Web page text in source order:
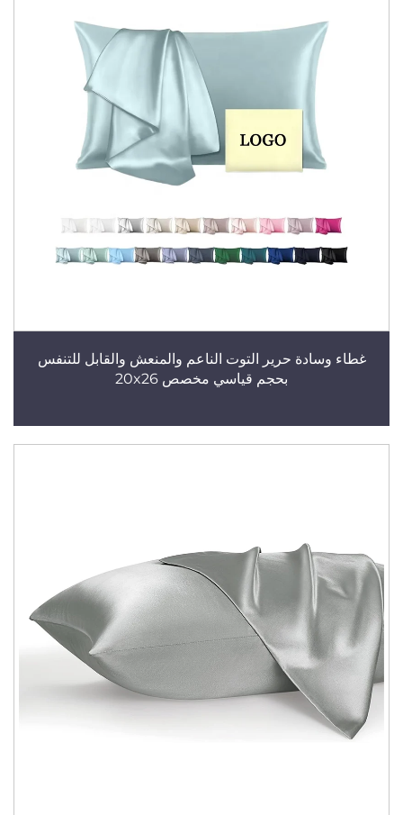
غطاء وسادة حرير التوت الناعم والمنعش والقابل للتنفس
بحجم قياسي مخصص 20x26